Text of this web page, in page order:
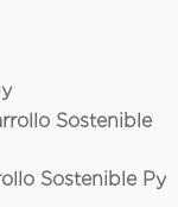
Sostenible
Sostenible Py